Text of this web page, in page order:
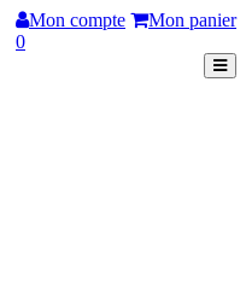
Mon compte
Mon panier
0